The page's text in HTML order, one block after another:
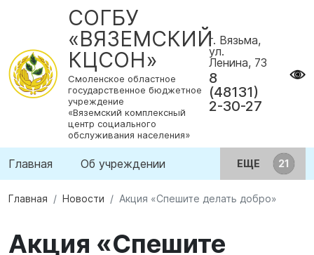
СОГБУ
«ВЯЗЕМСКИЙ
КЦСОН»
Смоленское областное
государственное бюджетное
учреждение
«Вяземский комплексный
центр социального
обслуживания населения»
г. Вязьма,
ул.
Ленина, 73
8
(48131)
2-30-27
Главная Об учреждении ЕЩЕ
Главная Новости Акция «Спешите делать добро»
Акция «Спешите